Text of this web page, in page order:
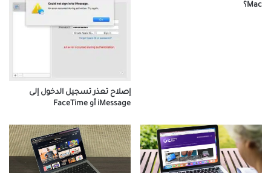
Mac؟
إصلاح تعذر تسجيل الدخول إلى
iMessage أو FaceTime